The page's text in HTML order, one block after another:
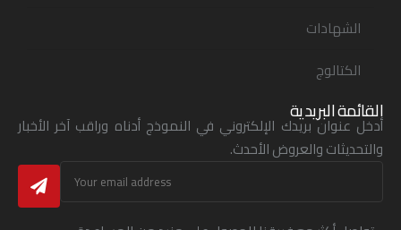
الشهادات
الكتالوج
القائمة البريدية
أدخل عنوان بريدك الإلكتروني في النموذج أدناه وراقب آخر الأخبار
والتحديثات والعروض الأحدث.